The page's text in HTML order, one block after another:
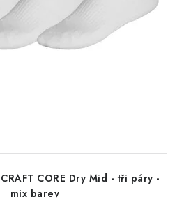
CORE Dry Mid - tři páry -
mix barev